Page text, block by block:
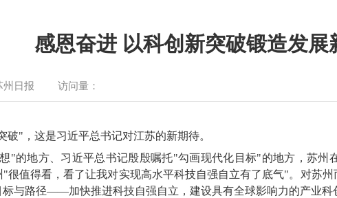
感恩奋进 以科创新突破锻造发展
州日报 访问量：
破"，这是习近平总书记对江苏的新期待。
"的地方、习近平总书记殷殷嘱托"勾画现代化目标"的地方，苏州
很值得看，看了让我对实现高水平科技自强自立有了底气"。对苏
与路径——加快推进科技自强自立，建设具有全球影响力的产业科